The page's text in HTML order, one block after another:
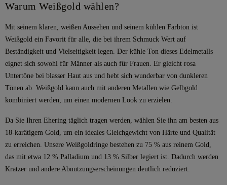
Warum Weißgold wählen?
Mit seinem klaren, weißen Aussehen und seinem kühlen Farbton ist
Weißgold ein Favorit für alle, die bei ihrem Schmuck Wert auf
Beständigkeit und Vielseitigkeit legen. Der kühle Ton dieses Edelmetalls
eignet sich sowohl für Männer als auch für Frauen. Er gleicht rosa
Untertöne bei blasser Haut aus und hebt sich wunderbar von dunkleren
Tönen ab. Weißgold kann auch mit anderen Metallen wie Gelbgold
kombiniert werden, um einen modernen Look zu erzielen.
Da Sie Ihren Ehering täglich tragen werden, wählen Sie ihn am besten aus
18-karätigem Gold, um ein ideales Gleichgewicht von Härte und Qualität
zu erreichen. Unsere Weißgoldringe bestehen zu 75 % aus reinem Gold,
das mit etwa 12 % Palladium und 13 % Silber legiert ist. Dadurch werden
Kratzer und andere Abnutzungserscheinungen deutlich reduziert.